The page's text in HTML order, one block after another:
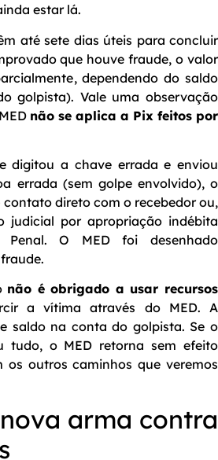
estar lá.
até sete dias úteis para concluir
que houve fraude, o valor
dependendo do saldo
golpista). Vale uma observação
não se aplica a Pix feitos por
digitou a chave errada e enviou
errada (sem golpe envolvido), o
direto com o recebedor ou,
judicial por apropriação indébita
Penal. O MED foi desenhado
não é obrigado a usar recursos
a vítima através do MED. A
saldo na conta do golpista. Se o
tudo, o MED retorna sem efeito
outros caminhos que veremos
arma contra